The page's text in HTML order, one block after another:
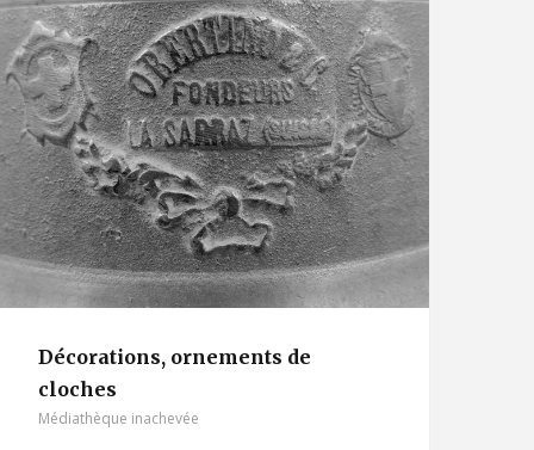
k a
m
Décorations, ornements de
cloches
Médiathèque inachevée